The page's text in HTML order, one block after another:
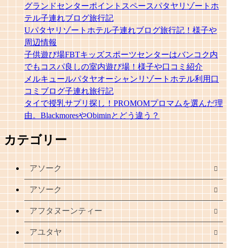
グランドセンターポイントスペースパタヤリゾートホ
テル子連れブログ旅行記
Uパタヤリゾートホテル子連れブログ旅行記！様子や
周辺情報
子供遊び場FBTキッズスポーツセンターはバンコク内
でもコスパ良しの室内遊び場！様子や口コミ紹介
メルキュールパタヤオーシャンリゾートホテル利用口
コミブログ子連れ旅行記
タイで授乳サプリ探し！PROMOMプロマムを選んだ理
由。BlackmoresやObiminとどう違う？
カテゴリー
アソーク
アソーク
アフタヌーンティー
アユタヤ